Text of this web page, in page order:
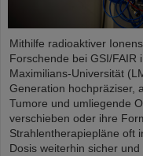
Mithilfe radioaktiver
Forschende bei GSI/FAIR
Maximilians-Universität
Generation hochpräziser,
Tumore und umliegende
verschieben oder ihre
Strahlentherapiepläne oft
Dosis weiterhin sicher